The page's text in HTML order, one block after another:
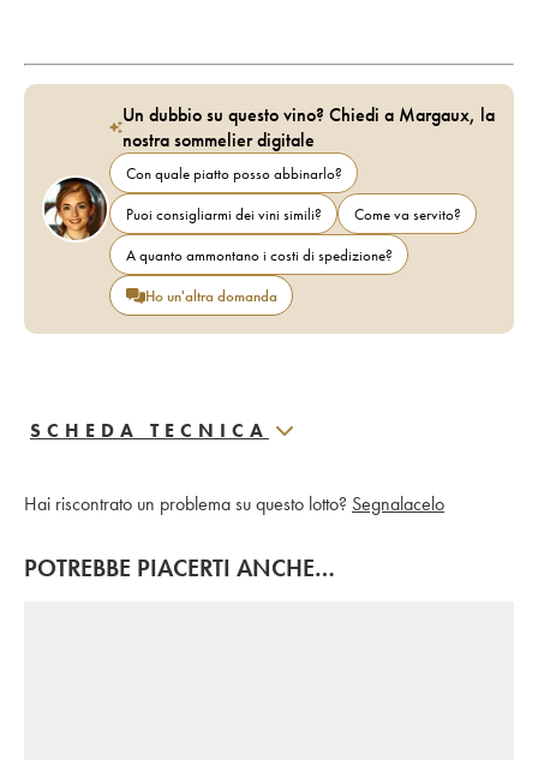
Un dubbio su questo vino? Chiedi a Margaux, la
nostra sommelier digitale
Con quale piatto posso abbinarlo?
Puoi consigliarmi dei vini simili?
Come va servito?
A quanto ammontano i costi di spedizione?
Ho un'altra domanda
SCHEDA TECNICA
Hai riscontrato un problema su questo lotto? Segnalacelo
POTREBBE PIACERTI ANCHE…